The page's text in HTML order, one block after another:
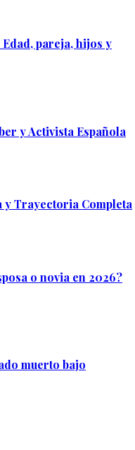
pareja, hijos y
y Activista Española
y Trayectoria Completa
o novia en 2026?
muerto bajo